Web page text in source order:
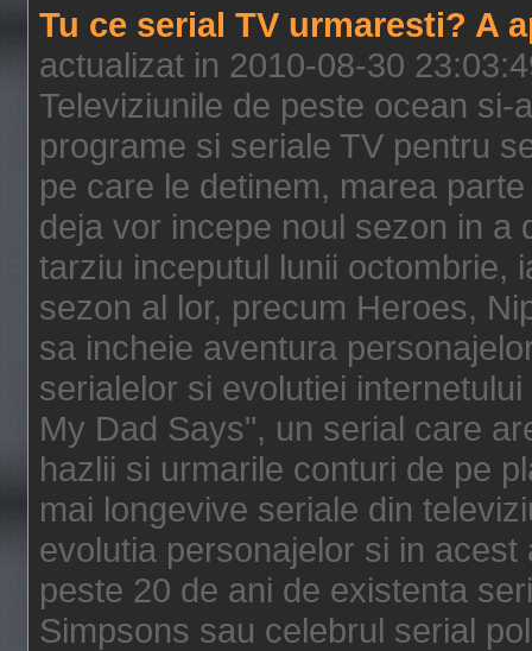
Tu ce serial TV urmaresti? A
actualizat in 2010-08-30
Televiziunile de peste ocean si-
programe si seriale TV pentru
pe care le detinem, marea
deja vor incepe noul sezon in a
tarziu inceputul lunii octombrie,
sezon al lor, precum Heroes,
sa incheie aventura
serialelor si evolutiei
My Dad Says", un serial care
hazlii si urmarile conturi de pe
mai longevive seriale din
evolutia personajelor si in
peste 20 de ani de existenta
Simpsons sau celebrul serial